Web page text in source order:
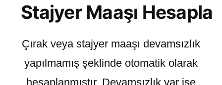
Stajyer Maaşı
Çırak veya stajyer maaşı devamsızlık
yapılmamış şeklinde otomatik olarak
hesaplanmıştır. Devamsızlık var ise